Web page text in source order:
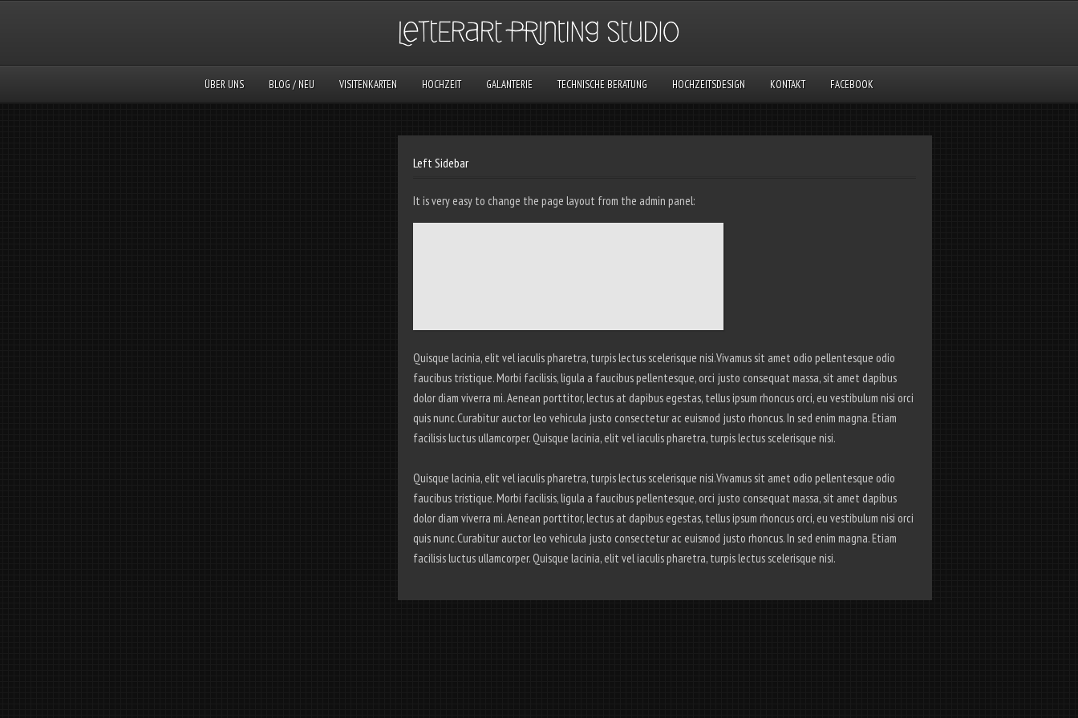
ÜBER UNS BLOG / NEU VISITENKARTEN HOCHZEIT GALANTERIE TECHNISCHE BERATUNG HOCHZEITSDESIGN KONTAKT FACEBOOK
Left Sidebar
It is very easy to change the page layout from the admin panel:
Quisque lacinia, elit vel iaculis pharetra, turpis lectus scelerisque nisi.Vivamus sit amet odio pellentesque odio
faucibus tristique. Morbi facilisis, ligula a faucibus pellentesque, orci justo consequat massa, sit amet dapibus
dolor diam viverra mi. Aenean porttitor, lectus at dapibus egestas, tellus ipsum rhoncus orci, eu vestibulum nisi orci
quis nunc.Curabitur auctor leo vehicula justo consectetur ac euismod justo rhoncus. In sed enim magna. Etiam
facilisis luctus ullamcorper. Quisque lacinia, elit vel iaculis pharetra, turpis lectus scelerisque nisi.
Quisque lacinia, elit vel iaculis pharetra, turpis lectus scelerisque nisi.Vivamus sit amet odio pellentesque odio
faucibus tristique. Morbi facilisis, ligula a faucibus pellentesque, orci justo consequat massa, sit amet dapibus
dolor diam viverra mi. Aenean porttitor, lectus at dapibus egestas, tellus ipsum rhoncus orci, eu vestibulum nisi orci
quis nunc.Curabitur auctor leo vehicula justo consectetur ac euismod justo rhoncus. In sed enim magna. Etiam
facilisis luctus ullamcorper. Quisque lacinia, elit vel iaculis pharetra, turpis lectus scelerisque nisi.